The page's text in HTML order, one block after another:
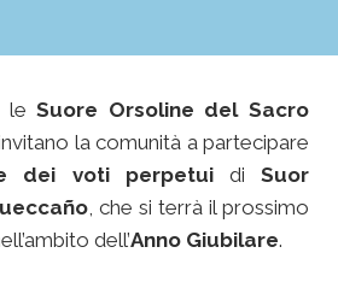
leSuore Orsoline del Sacro
la comunità a partecipare
dei voti perpetuidiSuor
, che si terrà il prossimo
dell’Anno Giubilare.